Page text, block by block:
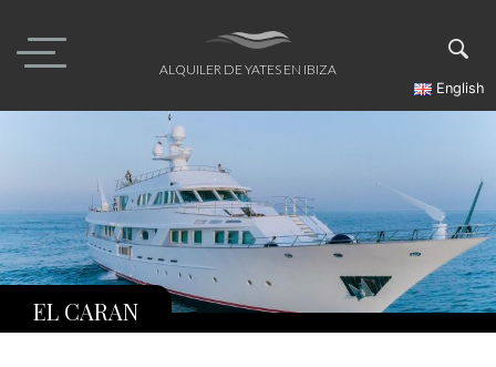
content
ALQUILER DE YATES EN IBIZA
English
EL CARAN